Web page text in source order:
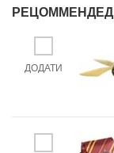
ДОДАТИ